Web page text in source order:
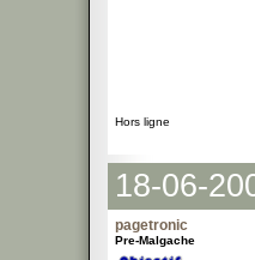
Hors ligne
18-06-
pagetronic
Pre-Malgache